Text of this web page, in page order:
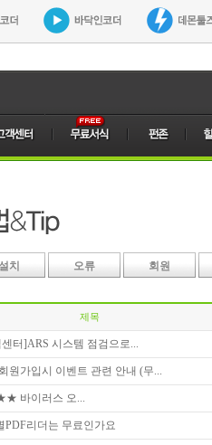
치 오류 회원
제목
터]ARS 시스템 점검으로...
원가입시 이벤트 관련 안내 (무...
바이러스 오...
PDF리더는 무료인가요